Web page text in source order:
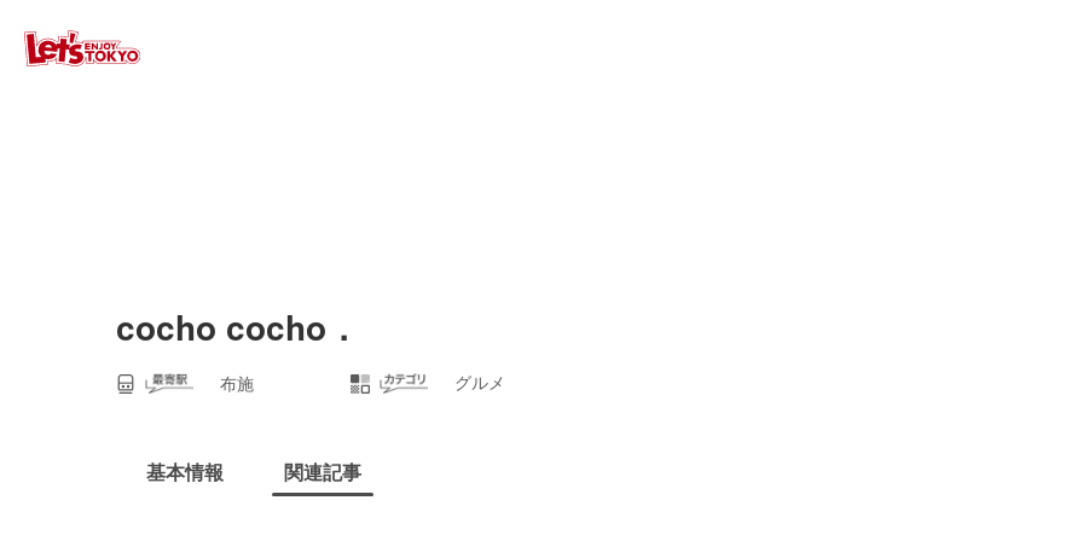
cocho cocho．
布施 グルメ
基本情報 関連記事